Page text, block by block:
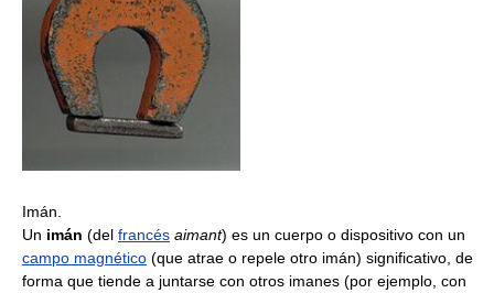
Imán.
Un imán (del francés aimant) es un cuerpo o dispositivo con un
campo magnético (que atrae o repele otro imán) significativo, de
forma que tiende a juntarse con otros imanes (por ejemplo, con